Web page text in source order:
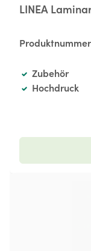
LINEA
Zubehör
Hochdruck